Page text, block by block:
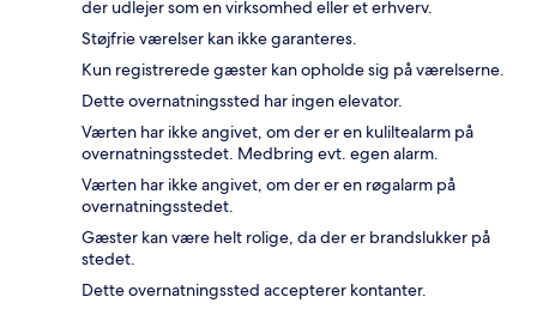
der udlejer som en virksomhed eller et erhverv.
Støjfrie værelser kan ikke garanteres.
Kun registrerede gæster kan opholde sig på værelserne.
Dette overnatningssted har ingen elevator.
Værten har ikke angivet, om der er en kuliltealarm på
overnatningsstedet. Medbring evt. egen alarm.
Værten har ikke angivet, om der er en røgalarm på
overnatningsstedet.
Gæster kan være helt rolige, da der er brandslukker på
stedet.
Dette overnatningssted accepterer kontanter.